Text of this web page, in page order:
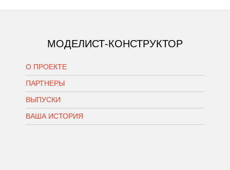
МОДЕЛИСТ-КОНСТРУКТОР
О ПРОЕКТЕ
ПАРТНЕРЫ
ВЫПУСКИ
ВАША ИСТОРИЯ